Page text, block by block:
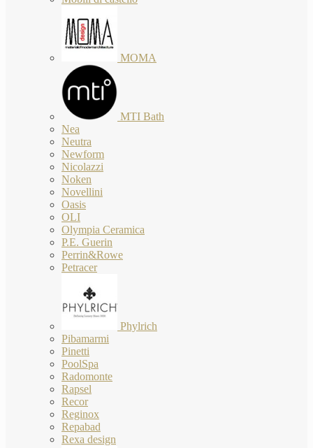
MOMA
MTI Bath
Nea
Neutra
Newform
Nicolazzi
Noken
Novellini
Oasis
OLI
Olympia Ceramica
P.E. Guerin
Perrin&Rowe
Petracer
Phylrich
Pibamarmi
Pinetti
PoolSpa
Radomonte
Rapsel
Recor
Reginox
Repabad
Rexa design